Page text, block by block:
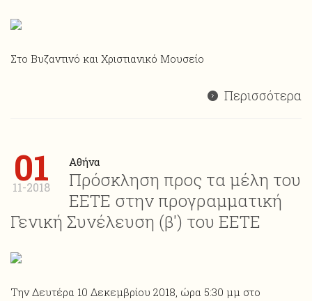
Στο Βυζαντινό και Χριστιανικό Μουσείο
Περισσότερα
01
11-2018
Αθήνα
Πρόσκληση προς τα μέλη του
ΕΕΤΕ στην προγραμματική
Γενική Συνέλευση (β') του ΕΕΤΕ
Την Δευτέρα 10 Δεκεμβρίου 2018, ώρα 5:30 μμ στο